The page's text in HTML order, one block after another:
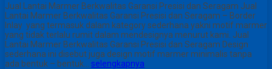
Jual Lantai Marmer Berkwalitas Garansi Presisi dan Seragam Jual
Lantai Marmer Berkwalitas Garansi Presisi dan Seragam – Border
Inlay yang termasuk dalam kategory sederhana yakni motif marmer
yang tidak terlalu rumit dalam mendesignya menurut kami. Jual
Lantai Marmer Berkwalitas Garansi Presisi dan Seragam Design
sederhana ini disebut juga design motif marmer minimalis tanpa
ada bentuk – bentuk… selengkapnya